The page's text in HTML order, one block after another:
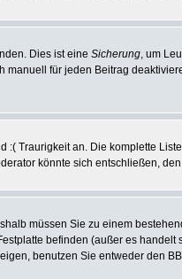
Dies ist eine Sicherung, um
für jeden Beitrag
Traurigkeit an. Die komplette
könnte sich entschließen,
müssen Sie zu einem
befinden (außer es
benutzen Sie entweder den